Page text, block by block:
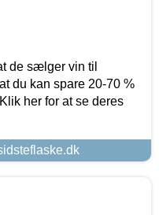
de sælger vin til
du kan spare 20-70 %
her for at se deres